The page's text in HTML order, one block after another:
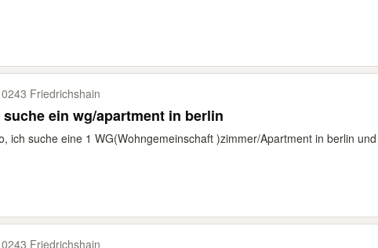
Friedrichshain
suche ein wg/apartment in berlin
ich suche eine 1 WG(Wohngemeinschaft )zimmer/Apartment in berlin
Friedrichshain